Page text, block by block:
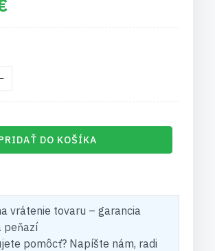
DO KOŠÍKA
vrátenie tovaru – garancia
peňazí
pomôcť? Napíšte nám, radi